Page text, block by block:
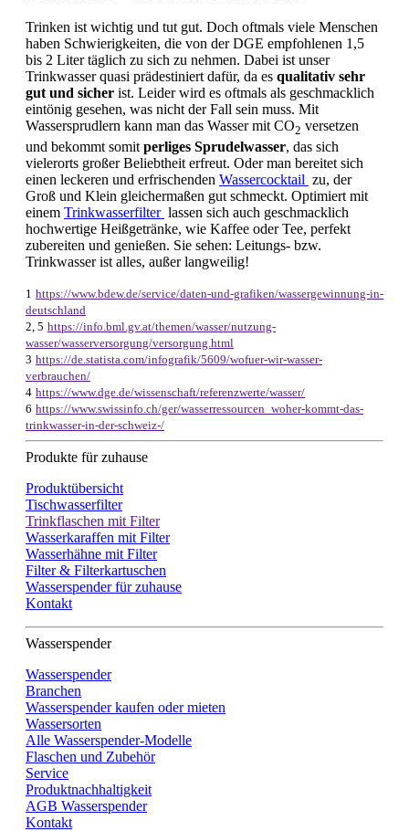
Trinken ist wichtig und tut gut. Doch oftmals viele Menschen
haben Schwierigkeiten, die von der DGE empfohlenen 1,5
bis 2 Liter täglich zu sich zu nehmen. Dabei ist unser
Trinkwasser quasi prädestiniert dafür, da es qualitativ sehr
gut und sicher ist. Leider wird es oftmals als geschmacklich
eintönig gesehen, was nicht der Fall sein muss. Mit
Wassersprudlern kann man das Wasser mit CO2 versetzen
und bekommt somit perliges Sprudelwasser, das sich
vielerorts großer Beliebtheit erfreut. Oder man bereitet sich
einen leckeren und erfrischenden Wassercocktail zu, der
Groß und Klein gleichermaßen gut schmeckt. Optimiert mit
einem Trinkwasserfilter lassen sich auch geschmacklich
hochwertige Heißgetränke, wie Kaffee oder Tee, perfekt
zubereiten und genießen. Sie sehen: Leitungs- bzw.
Trinkwasser ist alles, außer langweilig!
1 https://www.bdew.de/service/daten-und-grafiken/wassergewinnung-in-
deutschland
2, 5 https://info.bml.gv.at/themen/wasser/nutzung-
wasser/wasserversorgung/versorgung.html
3 https://de.statista.com/infografik/5609/wofuer-wir-wasser-
verbrauchen/
4 https://www.dge.de/wissenschaft/referenzwerte/wasser/
6 https://www.swissinfo.ch/ger/wasserressourcen_woher-kommt-das-
trinkwasser-in-der-schweiz-/
Produkte für zuhause
Produktübersicht
Tischwasserfilter
Trinkflaschen mit Filter
Wasserkaraffen mit Filter
Wasserhähne mit Filter
Filter & Filterkartuschen
Wasserspender für zuhause
Kontakt
Wasserspender
Wasserspender
Branchen
Wasserspender kaufen oder mieten
Wassersorten
Alle Wasserspender-Modelle
Flaschen und Zubehör
Service
Produktnachhaltigkeit
AGB Wasserspender
Kontakt